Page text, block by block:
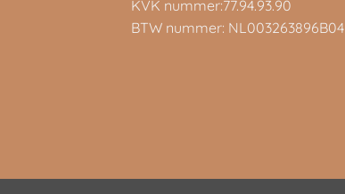
KVK nummer:77.94.93.90
BTW nummer: NL003263896B04